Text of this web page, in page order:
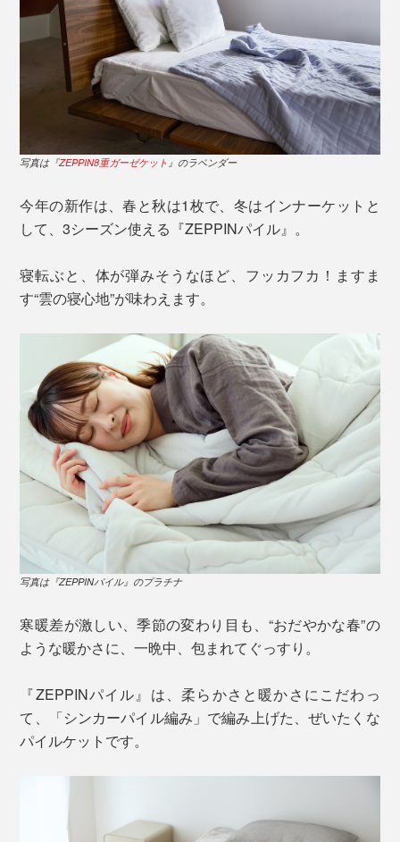
写真は『ZEPPIN8重ガーゼケット 』のラベンダー
今年の新作は、春と秋は1枚で、冬はインナーケットと
して、3シーズン使える『ZEPPINパイル』。
寝転ぶと、体が弾みそうなほど、フッカフカ！ますま
す“雲の寝心地”が味わえます。
写真は『ZEPPINパイル』のプラチナ
寒暖差が激しい、季節の変わり目も、“おだやかな春”の
ような暖かさに、一晩中、包まれてぐっすり。
『ZEPPINパイル』は、柔らかさと暖かさにこだわっ
て、「シンカーパイル編み」で編み上げた、ぜいたくな
パイルケットです。